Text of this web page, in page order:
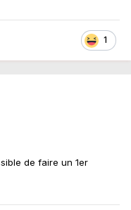
1
de faire un 1er